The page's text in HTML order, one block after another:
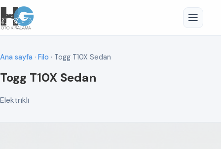
Ana sayfa · Filo · Togg T10X Sedan
Togg T10X Sedan
Elektrikli